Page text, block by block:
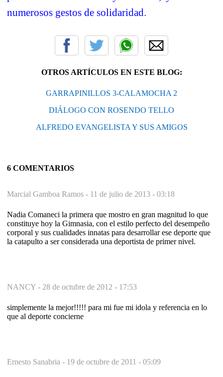
numerosos gestos de solidaridad.
OTROS ARTÍCULOS EN ESTE BLOG:
GARRAPINILLOS 3-CALAMOCHA 2
DIÁLOGO CON ROSENDO TELLO
ALFREDO EVANGELISTA Y SUS AMIGOS
6 COMENTARIOS
Marcial Gamboa Ramos - 11 de julio de 2013 - 03:18
Nadia Comaneci la primera que mostro en gran magnitud lo que
constituye hoy la Gimnasia, con el estilo perfecto del desempeño
corporal y sus cualidades innatas para desarrollar ese deporte que
la catapulto a ser considerada una deportista de primer nivel.
NANCY - 28 de octubre de 2012 - 17:53
simplemente la mejor!!!!! para mi fue mi idola y referencia en lo
que al deporte concierne
Ernesto Sanabria - 19 de octubre de 2011 - 05:09